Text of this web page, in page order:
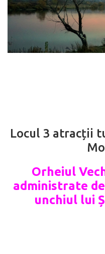
Locul 3 atracții
Orheiul
administrate
unchiul lui